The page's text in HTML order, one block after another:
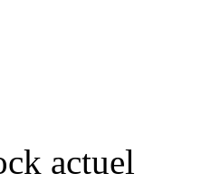
actuel